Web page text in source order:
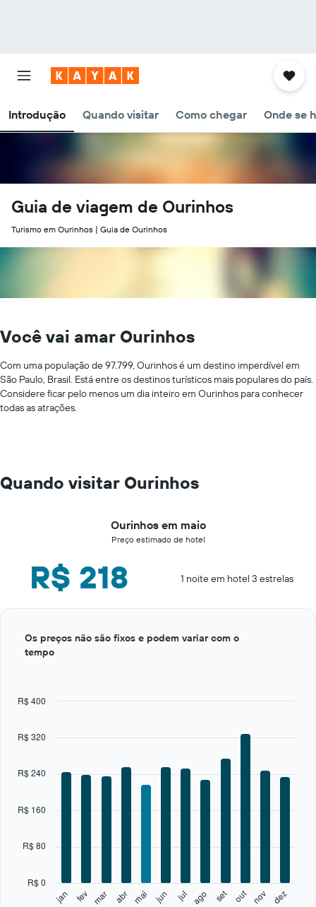
Introdução Quando visitar Como chegar Onde se
Guia de viagem de Ourinhos
Turismo em Ourinhos | Guia de Ourinhos
Você vai amar Ourinhos
Com uma população de 97.799, Ourinhos é um destino imperdível em
São Paulo, Brasil. Está entre os destinos turísticos mais populares do país.
Considere ficar pelo menos um dia inteiro em Ourinhos para conhecer
todas as atrações.
Quando visitar Ourinhos
Ourinhos em maio
Preço estimado de hotel
R$ 218 1 noite em hotel 3 estrelas
The
Range:
graphic.
jan fev mar abr mai jun jul ago set out nov dez
R$ 0
R$ 80
R$ 160
R$ 240
R$ 320
R$ 400
Os preços não são fixos e podem variar com o
tempo